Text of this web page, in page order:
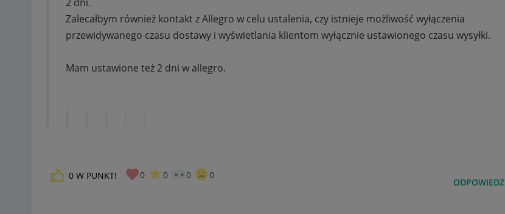
Zalecałbym również kontakt z Allegro w celu ustalenia, czy istnieje możliwość wyłączenia
przewidywanego czasu dostawy i wyświetlania klientom wyłącznie ustawionego czasu wysyłki.
Mam ustawione też 2 dni w allegro.
0 W PUNKT! 0 0 0 0
ODPOWIEDZ